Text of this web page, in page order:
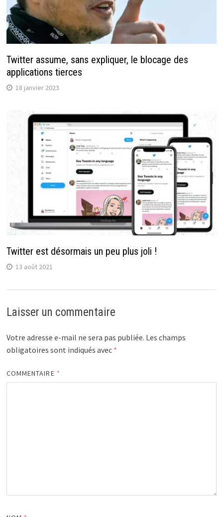
Twitter assume, sans expliquer, le blocage des
applications tierces
18 janvier 2023
Twitter est désormais un peu plus joli !
13 août 2021
Laisser un commentaire
Votre adresse e-mail ne sera pas publiée. Les champs
obligatoires sont indiqués avec *
COMMENTAIRE *